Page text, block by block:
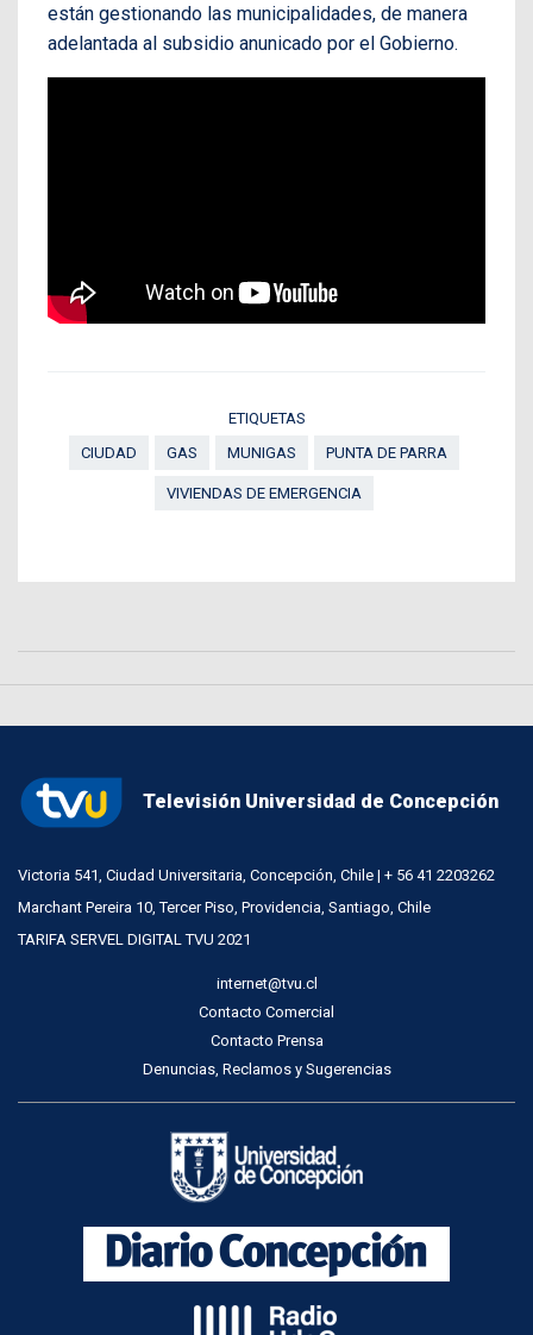
están gestionando las municipalidades, de manera
adelantada al subsidio anunicado por el Gobierno.
ETIQUETAS
CIUDAD
GAS MUNIGAS PUNTA DE PARRA
VIVIENDAS DE EMERGENCIA
Televisión Universidad de Concepción
Victoria 541, Ciudad Universitaria, Concepción, Chile | + 56 41 2203262
Marchant Pereira 10, Tercer Piso, Providencia, Santiago, Chile
TARIFA SERVEL DIGITAL TVU 2021
internet@tvu.cl
Contacto Comercial
Contacto Prensa
Denuncias, Reclamos y Sugerencias